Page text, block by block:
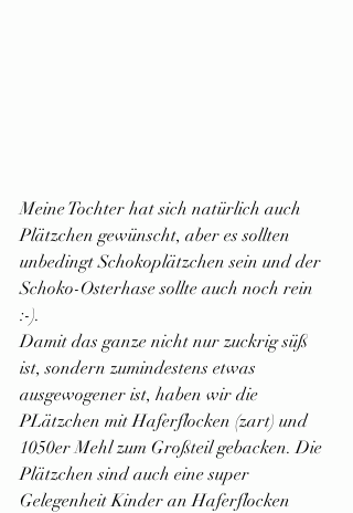
Meine Tochter hat sich natürlich auch
Plätzchen gewünscht, aber es sollten
unbedingt Schokoplätzchen sein und der
Schoko-Osterhase sollte auch noch rein
:-).
Damit das ganze nicht nur zuckrig süß
ist, sondern zumindestens etwas
ausgewogener ist, haben wir die
PLätzchen mit Haferflocken (zart) und
1050er Mehl zum Großteil gebacken. Die
Plätzchen sind auch eine super
Gelegenheit Kinder an Haferflocken